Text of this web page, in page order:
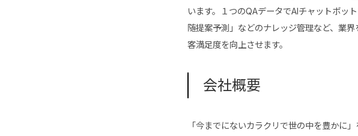
います。１つのQAデータでAIチャットボッ
随提案予測」などのナレッジ管理など、業
客満足度を向上させます。
会社概要
「今までにないカラクリで世の中を豊かに